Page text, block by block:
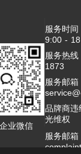
业微信
服务时
9:00 -
服务热
1873
服务邮箱
品牌商违
光维权
服务邮箱